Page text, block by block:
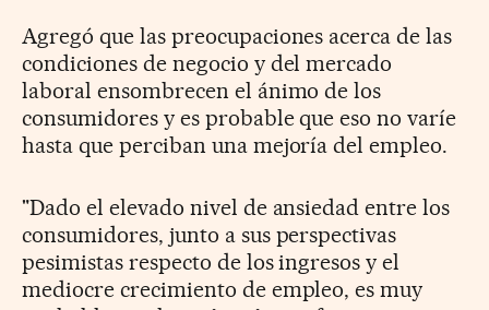
Agregó que las preocupaciones acerca de las
condiciones de negocio y del mercado
laboral ensombrecen el ánimo de los
consumidores y es probable que eso no varíe
hasta que perciban una mejoría del empleo.
"Dado el elevado nivel de ansiedad entre los
consumidores, junto a sus perspectivas
pesimistas respecto de los ingresos y el
mediocre crecimiento de empleo, es muy